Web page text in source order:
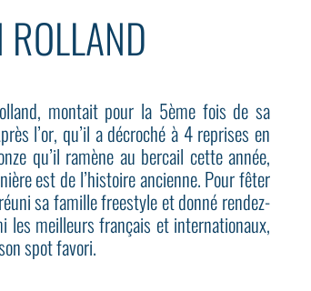
montait pour la 5ème fois de sa
l’or, qu’il a décroché à 4 reprises en
qu’il ramène au bercail cette année,
est de l’histoire ancienne. Pour fêter
sa famille freestyle et donné rendez-
les meilleurs français et internationaux,
spot favori.